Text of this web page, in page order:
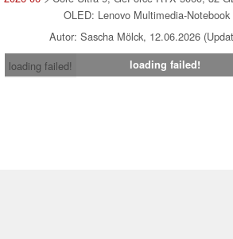
OLED: Lenovo Multimedia-
Autor: Sascha Mölck, 12.06.2026
loading failed!
loading failed!